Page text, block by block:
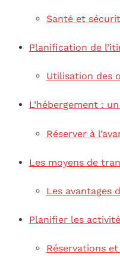
Santé et
Planification de
Utilisation des
L’hébergement :
Réserver à
Les moyens de
Les avantages
Planifier les
Réservations